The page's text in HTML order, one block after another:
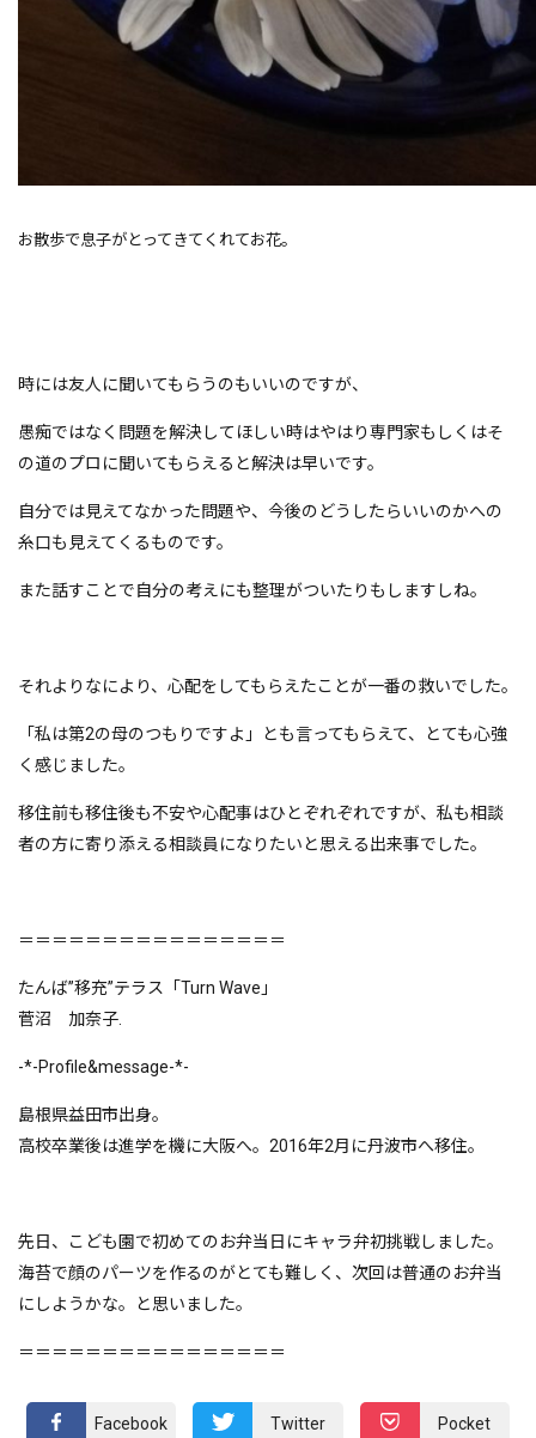
お散歩で息子がとってきてくれてお花。
時には友人に聞いてもらうのもいいのですが、
愚痴ではなく問題を解決してほしい時はやはり専門家もしくはそ
の道のプロに聞いてもらえると解決は早いです。
自分では見えてなかった問題や、今後のどうしたらいいのかへの
糸口も見えてくるものです。
また話すことで自分の考えにも整理がついたりもしますしね。
それよりなにより、心配をしてもらえたことが一番の救いでした。
「私は第2の母のつもりですよ」とも言ってもらえて、とても心強
く感じました。
移住前も移住後も不安や心配事はひとぞれぞれですが、私も相談
者の方に寄り添える相談員になりたいと思える出来事でした。
＝＝＝＝＝＝＝＝＝＝＝＝＝＝＝＝
たんば”移充”テラス「Turn Wave」
菅沼 加奈子.
-*-Profile&message-*-
島根県益田市出身。
高校卒業後は進学を機に大阪へ。2016年2月に丹波市へ移住。
先日、こども園で初めてのお弁当日にキャラ弁初挑戦しました。
海苔で顔のパーツを作るのがとても難しく、次回は普通のお弁当
にしようかな。と思いました。
＝＝＝＝＝＝＝＝＝＝＝＝＝＝＝＝
Facebook Twitter Pocket